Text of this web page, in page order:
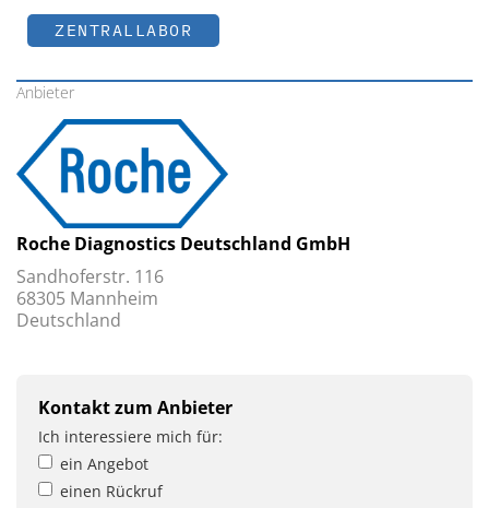
ZENTRALLABOR
Anbieter
Roche Diagnostics Deutschland GmbH
Sandhoferstr. 116
68305 Mannheim
Deutschland
Kontakt zum Anbieter
Ich interessiere mich für:
ein Angebot
einen Rückruf